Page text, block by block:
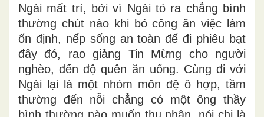
Ngài mất trí, bởi vì Ngài tỏ ra chẳng bình
thường chút nào khi bỏcôngăn việc làm
ổn định, nếp sống an toànđể đi phiêu bạt
đâyđó, rao giảng Tin Mừng cho người
nghèo,đếnđộ quên ăn uống. Cùng đi với
Ngài lại là một nhóm môn đệ ô hợp, tầm
thường đến nỗi chẳng cómột ông thầy
bình thường nào muốn thu nhận, nói chi là